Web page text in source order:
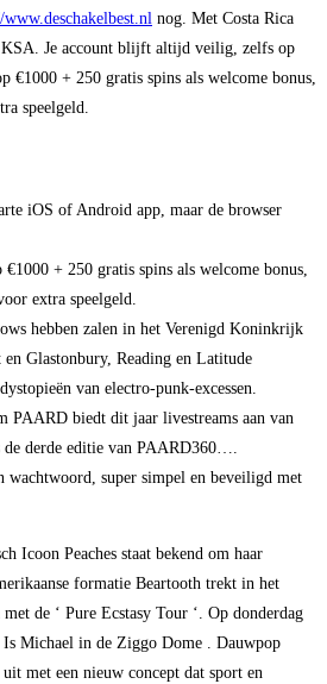
www.deschakelbest.nl nog. Met Costa Rica
Je account blijft altijd veilig, zelfs op
€1000 + 250 gratis spins als welcome bonus,
speelgeld.
iOS of Android app, maar de browser
€1000 + 250 gratis spins als welcome bonus,
extra speelgeld.
hebben zalen in het Verenigd Koninkrijk
Glastonbury, Reading en Latitude
van electro-punk-excessen.
PAARD biedt dit jaar livestreams aan van
de derde editie van PAARD360….
wachtwoord, super simpel en beveiligd met
Icoon Peaches staat bekend om haar
formatie Beartooth trekt in het
de ‘ Pure Ecstasy Tour ‘. Op donderdag
Is Michael in de Ziggo Dome . Dauwpop
met een nieuw concept dat sport en